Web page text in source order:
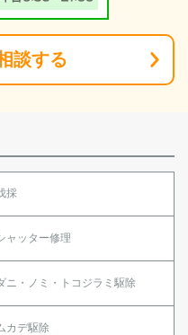
談する
採
ャッター修理
ニ・ノミ・トコジラミ駆除
カデ駆除